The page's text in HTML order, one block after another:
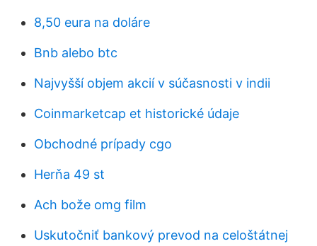
8,50 eura na doláre
Bnb alebo btc
Najvyšší objem akcií v súčasnosti v indii
Coinmarketcap et historické údaje
Obchodné prípady cgo
Herňa 49 st
Ach bože omg film
Uskutočniť bankový prevod na celoštátnej